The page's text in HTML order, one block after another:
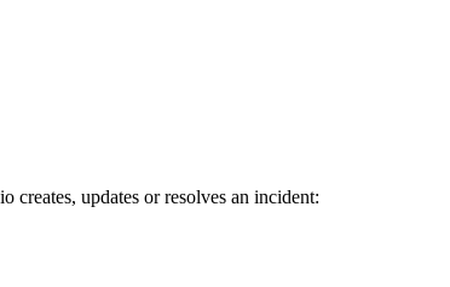
creates, updates or resolves an incident: